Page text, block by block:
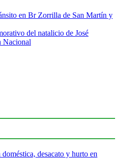
en Br Zorrilla de San Martín y
del natalicio de José
Nacional
desacato y hurto en